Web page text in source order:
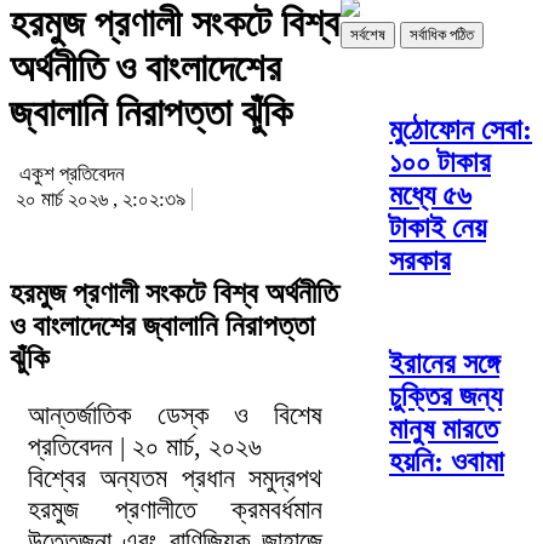
হরমুজ প্রণালী সংকটে বিশ্ব
অর্থনীতি ও বাংলাদেশের
জ্বালানি নিরাপত্তা ঝুঁকি
একুশ প্রতিবেদন
২০ মার্চ ২০২৬ , ২:০২:৩৯
হরমুজ প্রণালী সংকটে বিশ্ব অর্থনীতি
ও বাংলাদেশের জ্বালানি নিরাপত্তা
ঝুঁকি
আন্তর্জাতিক ডেস্ক ও বিশেষ
প্রতিবেদন | ২০ মার্চ, ২০২৬
বিশ্বের অন্যতম প্রধান সমুদ্রপথ
হরমুজ প্রণালীতে ক্রমবর্ধমান
সর্বশেষ সর্বাধিক পঠিত
মুঠোফোন সেবা:
১০০ টাকার
মধ্যে ৫৬
টাকাই নেয়
সরকার
ইরানের সঙ্গে
চুক্তির জন্য
মানুষ মারতে
হয়নি: ওবামা